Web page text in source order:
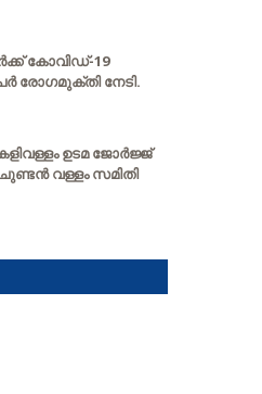
കോവിഡ്-19
രോഗമുക്തി നേടി.
ഉടമ ജോർജ്ജ്
വള്ളം സമിതി